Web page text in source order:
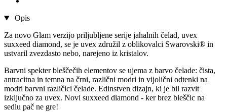
Opis
Za novo Glam verzijo priljubljene serije jahalnih čelad, uvex
suxxeed diamond, se je uvex združil z oblikovalci Swarovski® in
ustvaril zvezdasto nebo, narejeno iz kristalov.
Barvni spekter bleščečih elementov se ujema z barvo čelade: čista,
antracitna in temna na črni, različni modri in vijolični odtenki na
modri barvni različici čelade. Edinstven dizajn, ki je bil razvit
izključno za uvex. Novi suxxeed diamond - ker brez bleščic na
sedlu pač ne gre!